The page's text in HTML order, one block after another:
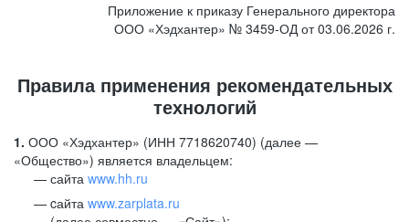
Приложение к приказу Генерального директора
ООО «Хэдхантер» № 3459-ОД от 03.06.2026 г.
Правила применения рекомендательных
технологий
1. ООО «Хэдхантер» (ИНН 7718620740) (далее —
«Общество») является владельцем:
сайта www.hh.ru
cайта www.zarplata.ru